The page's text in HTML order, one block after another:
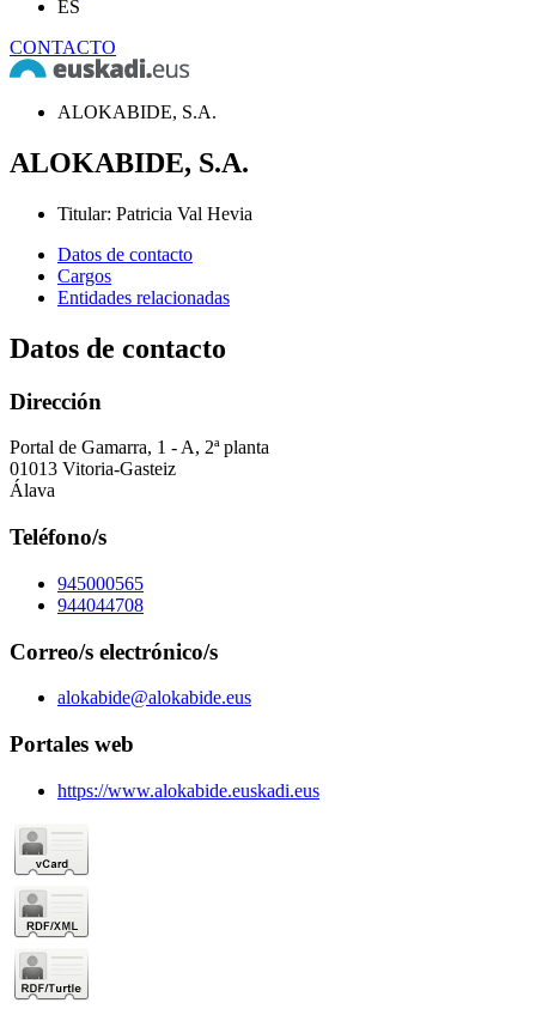
ES
CONTACTO
ALOKABIDE, S.A.
ALOKABIDE, S.A.
Titular: Patricia Val Hevia
Datos de contacto
Cargos
Entidades relacionadas
Datos de contacto
Dirección
Portal de Gamarra, 1 - A, 2ª planta
01013 Vitoria-Gasteiz
Álava
Teléfono/s
945000565
944044708
Correo/s electrónico/s
alokabide@alokabide.eus
Portales web
https://www.alokabide.euskadi.eus